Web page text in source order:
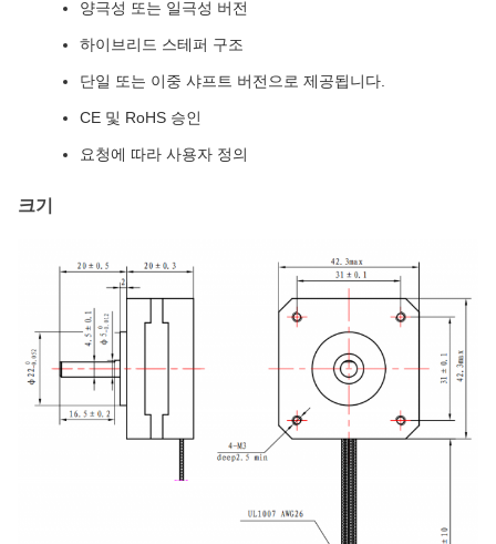
양극성 또는 일극성 버전
하이브리드 스테퍼 구조
단일 또는 이중 샤프트 버전으로 제공됩니다.
CE 및 RoHS 승인
요청에 따라 사용자 정의
크기